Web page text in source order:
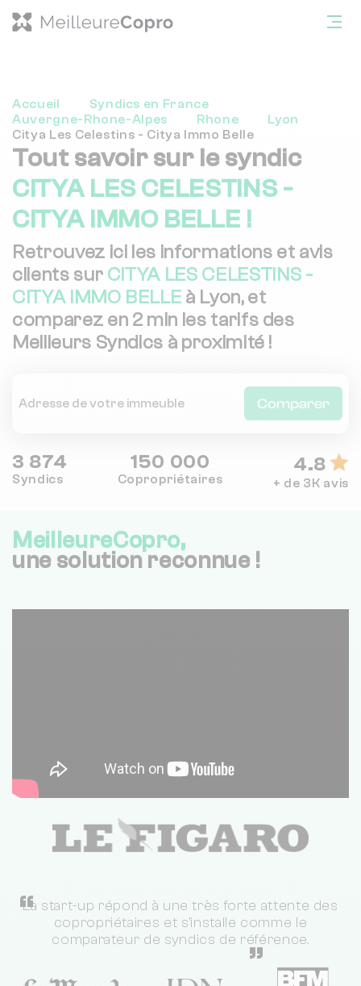
Accueil
Syndics en France
Auvergne-Rhone-Alpes
Rhone
Lyon
Citya Les Celestins - Citya Immo Belle
Tout savoir sur le syndic
CITYA LES CELESTINS -
CITYA IMMO BELLE !
Retrouvez ici les informations et avis
clients sur CITYA LES CELESTINS -
CITYA IMMO BELLE à Lyon, et
comparez en 2 min les tarifs des
Meilleurs Syndics à proximité !
Comparer
3 874
Syndics
150 000
Copropriétaires
4.8
+ de 3K avis
MeilleureCopro,
une solution reconnue !
“
La start-up répond à une très forte attente des
copropriétaires et s'installe comme le
comparateur de syndics de référence.
”